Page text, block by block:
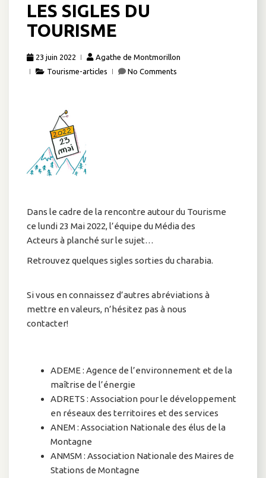
LES SIGLES DU
TOURISME
23 juin 2022
Agathe de Montmorillon
Tourisme-articles
No Comments
Dans le cadre de la rencontre autour du Tourisme
ce lundi 23 Mai 2022, l’équipe du Média des
Acteurs à planché sur le sujet…
Retrouvez quelques sigles sorties du charabia.
Si vous en connaissez d’autres abréviations à
mettre en valeurs, n’hésitez pas à nous
contacter!
ADEME : Agence de l’environnement et de la
maîtrise de l’énergie
ADRETS : Association pour le développement
en réseaux des territoires et des services
ANEM : Association Nationale des élus de la
Montagne
ANMSM : Association Nationale des Maires de
Stations de Montagne